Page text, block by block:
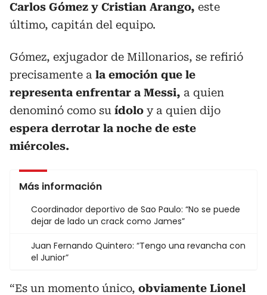
Carlos Gómez y Cristian Arango, este
último, capitán del equipo.
Gómez, exjugador de Millonarios, se refirió
precisamente a la emoción que le
representa enfrentar a Messi, a quien
denominó como su ídolo y a quien dijo
espera derrotar la noche de este
miércoles.
Más información
Coordinador deportivo de Sao Paulo: “No se puede
dejar de lado un crack como James”
Juan Fernando Quintero: “Tengo una revancha con
el Junior”
“Es un momento único, obviamente Lionel